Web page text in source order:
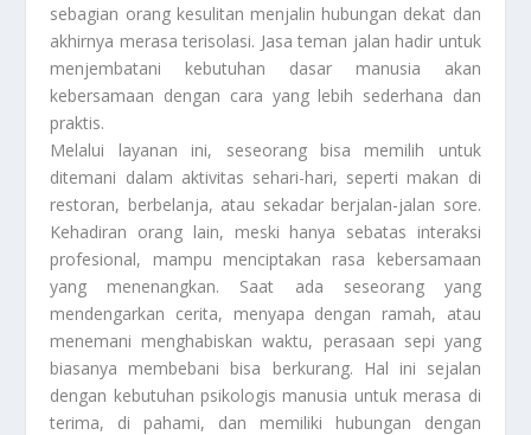
sebagian orang kesulitan menjalin hubungan dekat dan
akhirnya merasa terisolasi. Jasa teman jalan hadir untuk
menjembatani kebutuhan dasar manusia akan
kebersamaan dengan cara yang lebih sederhana dan
praktis.
Melalui layanan ini, seseorang bisa memilih untuk
ditemani dalam aktivitas sehari-hari, seperti makan di
restoran, berbelanja, atau sekadar berjalan-jalan sore.
Kehadiran orang lain, meski hanya sebatas interaksi
profesional, mampu menciptakan rasa kebersamaan
yang menenangkan. Saat ada seseorang yang
mendengarkan cerita, menyapa dengan ramah, atau
menemani menghabiskan waktu, perasaan sepi yang
biasanya membebani bisa berkurang. Hal ini sejalan
dengan kebutuhan psikologis manusia untuk merasa di
terima, di pahami, dan memiliki hubungan dengan